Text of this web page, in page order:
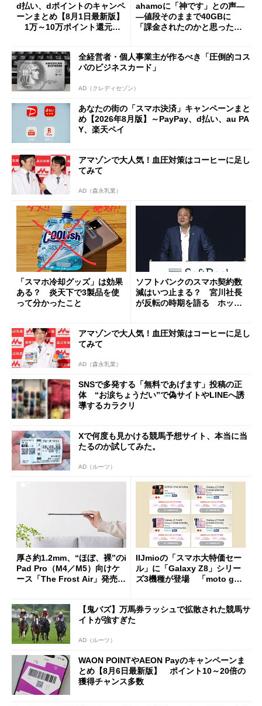
d払い、dポイントのキャンペ
ーンまとめ【8月1日最新版】
1万～10万ポイント還元の
ahamoに「神です」との声―
―値段そのままで40GBに
「課金されたのかと思った」
全経営者・個人事業主が作るべき「圧倒的コス
パのビジネスカード」
AD（クレディセゾン）
あなたの街の「スマホ決済」キャンペーンまと
め【2026年8月版】～PayPay、d払い、au PA
Y、楽天ペイ
アマゾンで大人気！血圧対策はコーヒーに足し
てみて
AD（森永乳業）
「スマホ冷却グッズ」は効果
ある？ 炎天下で3製品を使
って分かったこと
ソフトバンクのスマホ契約数
減はいつ止まる？ 宮川社長
が反転の時期を語る ホッピ
アマゾンで大人気！血圧対策はコーヒーに足し
てみて
AD（森永乳業）
SNSで多発する「無料であげます」投稿の正
体 “お涙ちょうだい”で偽サイトやLINEへ誘
導するカラクリ
Xで何度も見かける競馬予想サイト、本当に当
たるのか試してみた。
AD（ルーツ）
厚さ約1.2mm、“ほぼ、裸”のi
Pad Pro（M4／M5）向けケ
ース「The Frost Air」発売
IIJmioの「スマホ大特価セー
ル」に「Galaxy Z8」シリー
ズ3機種が登場 「moto g37
【鬼バズ】万馬券ラッシュで拡散された競馬サ
イトが強すぎた
AD（ルーツ）
WAON POINTやAEON Payのキャンペーンま
とめ【8月6日最新版】 ポイント10～20倍の
獲得チャンス多数